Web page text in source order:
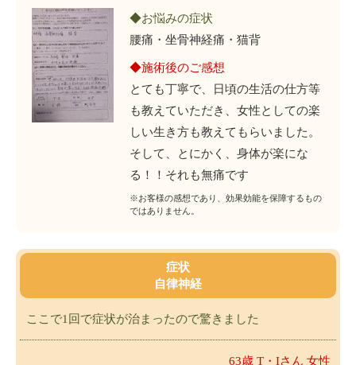
◆お悩みの症状
腰痛・坐骨神経痛・猫背
◆施術後のご感想
とても丁寧で、日頃の生活の仕方等
も教えていただき、女性としての楽
しい生き方も教えてもらいました。
そして、とにかく、身体が楽にな
る！！それも無痛です
※お客様の感想であり、効果効能を保障するもの
ではありません。
症状
自律神経
ここで1回で症状が治まったので驚きました
63歳 T・Iさん 女性